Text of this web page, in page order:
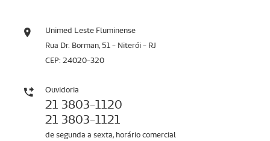
Unimed Leste Fluminense
Rua Dr. Borman, 51 - Niterói - RJ
CEP: 24020-320
Ouvidoria
21 3803-1120
21 3803-1121
de segunda a sexta, horário comercial